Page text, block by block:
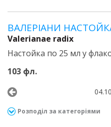
ВАЛЕРІАНИ
Valerianae radix
Настойка по 25 мл у
103 фл.
Розподіл за категоріями